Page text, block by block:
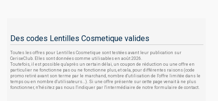
Des codes Lentilles Cosmetique valides
Toutes les offres pour Lentilles Cosmetique sont testées avant leur publication sur
CeriseClub. Elles sont données comme utilisables en août 2026.
Toutefois, il est possible qu'après un certain délai, un coupon de réduction ou une offre en
particulier ne fonctionne pas ou ne fonctionne plus, et cela, pour différentes raisons (code
promo retiré avant son terme par le marchand, nombre d'utilisation de l'offre limitée dans le
temps ou en nombre d'utilisateurs...). Si une offre présente sur cette page venait à ne plus
fonctionner, n'hésitez pas nous l'indiquer par l'intermédiaire de notre formulaire de contact.